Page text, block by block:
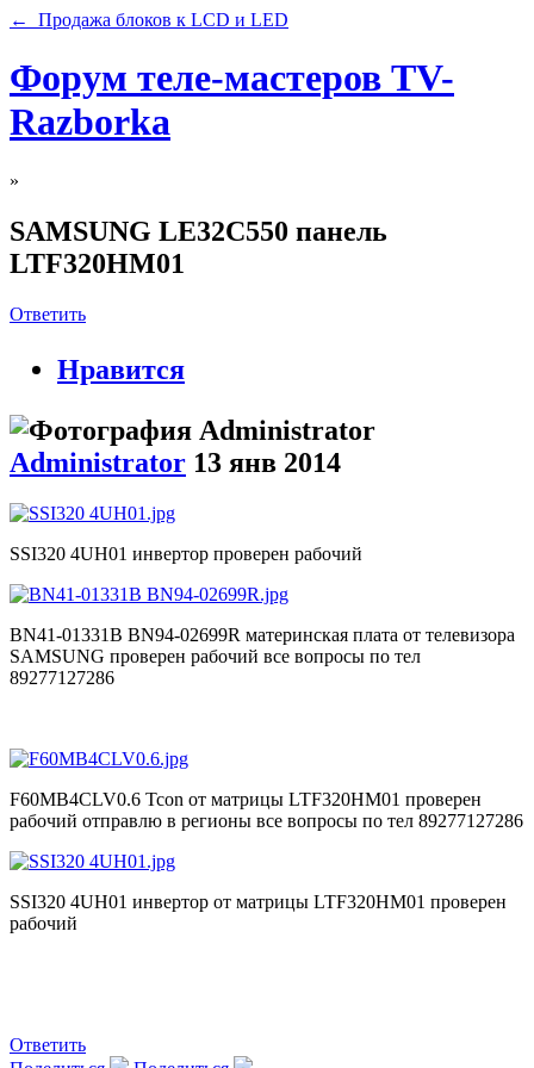
← Продажа блоков к LCD и LED
Форум теле-мастеров TV-
Razborka
»
SAMSUNG LE32C550 панель
LTF320HM01
Ответить
Нравится
Administrator 13 янв 2014
SSI320 4UH01 инвертор проверен рабочий
BN41-01331B BN94-02699R материнская плата от телевизора
SAMSUNG проверен рабочий все вопросы по тел
89277127286
F60MB4CLV0.6 Tcon от матрицы LTF320HM01 проверен
рабочий отправлю в регионы все вопросы по тел 89277127286
SSI320 4UH01 инвертор от матрицы LTF320HM01 проверен
рабочий
Ответить